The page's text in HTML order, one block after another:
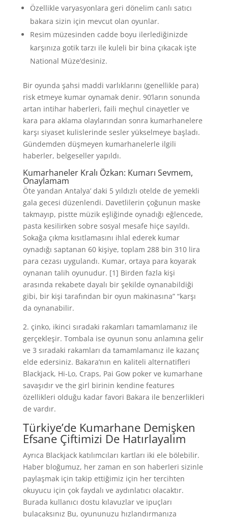
Özellikle varyasyonlara geri dönelim canlı satıcı
bakara sizin için mevcut olan oyunlar.
Resim müzesinden cadde boyu ilerlediğinizde
karşınıza gotik tarzı ile kuleli bir bina çıkacak işte
National Müze’desiniz.
Bir oyunda şahsi maddi varlıklarını (genellikle para)
risk etmeye kumar oynamak denir. 90’ların sonunda
artan intihar haberleri, faili meçhul cinayetler ve
kara para aklama olaylarından sonra kumarhanelere
karşı siyaset kulislerinde sesler yükselmeye başladı.
Gündemden düşmeyen kumarhanelerle ilgili
haberler, belgeseller yapıldı.
Kumarhaneler Kralı Özkan: Kumarı Sevmem,
Onaylamam
Öte yandan Antalya’ daki 5 yıldızlı otelde de yemekli
gala gecesi düzenlendi. Davetlilerin çoğunun maske
takmayıp, pistte müzik eşliğinde oynadığı eğlencede,
pasta kesilirken sobre sosyal mesafe hiçe sayıldı.
Sokağa çıkma kısıtlamasını ihlal ederek kumar
oynadığı saptanan 60 kişiye, toplam 288 bin 310 lira
para cezası uygulandı. Kumar, ortaya para koyarak
oynanan talih oyunudur. [1] Birden fazla kişi
arasında rekabete dayalı bir şekilde oynanabildiği
gibi, bir kişi tarafından bir oyun makinasına” “karşı
da oynanabilir.
2. çinko, ikinci sıradaki rakamları tamamlamanız ile
gerçekleşir. Tombala ise oyunun sonu anlamına gelir
ve 3 sıradaki rakamları da tamamlamanız ile kazanç
elde edersiniz. Bakara’nın en kaliteli alternatifleri
Blackjack, Hi-Lo, Craps, Pai Gow poker ve kumarhane
savaşıdır ve the girl birinin kendine features
özellikleri olduğu kadar favori Bakara ile benzerlikleri
de vardır.
Türkiye’de Kumarhane Demişken
Efsane Çiftimizi De Hatırlayalım
Ayrıca Blackjack katılımcıları kartları iki ele bölebilir.
Haber bloğumuz, her zaman en son haberleri sizinle
paylaşmak için takip ettiğimiz için her tercihten
okuyucu için çok faydalı ve aydınlatıcı olacaktır.
Burada kullanıcı dostu kılavuzlar ve ipuçları
bulacaksınız Bu, oyununuzu hızlandırmanıza